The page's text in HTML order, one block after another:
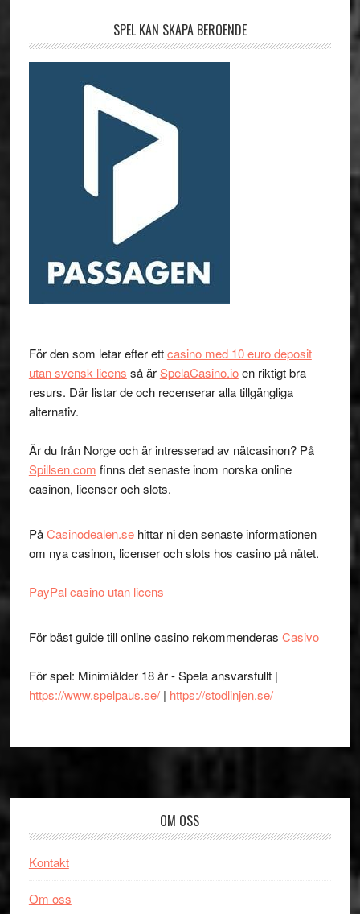
SPEL KAN SKAPA BEROENDE
För den som letar efter ettcasino med 10 euro deposit
utan svensk licens så ärSpelaCasino.ioen riktigt bra
resurs. Där listar de och recenserar alla tillgängliga
alternativ.
Är du från Norge och är intresserad av nätcasinon? På
Spillsen.com finns det senaste inom norska online
casinon, licenser och slots.
PåCasinodealen.sehittar ni den senaste informationen
om nya casinon, licenser och slots hos casino på nätet.
PayPal casino utan licens
För bäst guide till online casino rekommenderas Casivo
För spel: Minimiålder 18 år - Spela ansvarsfullt |
https://www.spelpaus.se/| https://stodlinjen.se/
OM OSS
Kontakt
Om oss